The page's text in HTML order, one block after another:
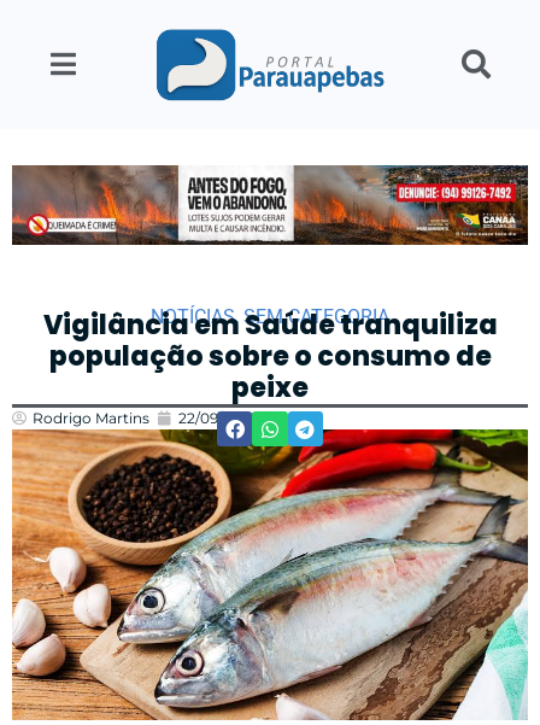
NOTÍCIAS, SEM CATEGORIA
Vigilância em Saúde tranquiliza
população sobre o consumo de
peixe
Rodrigo Martins 22/09/2021 19:22